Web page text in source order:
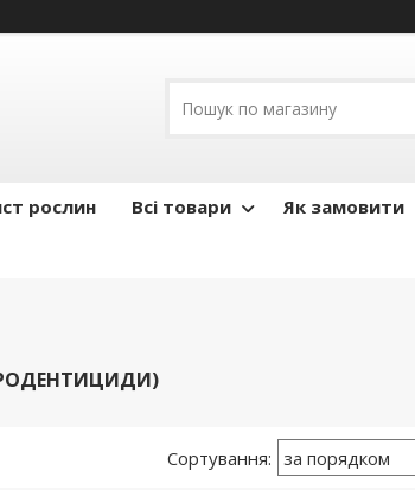
рослин Всі товари Як замовити